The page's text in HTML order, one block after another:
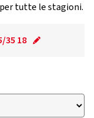
tutte le stagioni.
35 18